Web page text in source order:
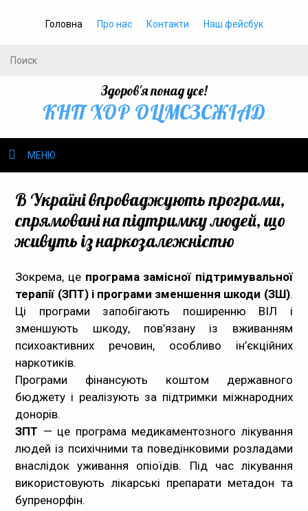
Головна Про нас Контакти Наш фейсбук
Здоров'я понад усе!
КНП ХОР ОЦМСЗСЖIАД
МЕНЮ
Громадське здоров’я
Громадянам
Медпрацівникам
Статистика
Документи
Контакти
Карта сайта
В Україні впроваджують програми,
спрямовані на підтримку людей, що
живуть із наркозалежністю
Зокрема, це програма замісної підтримувальної
терапії (ЗПТ) і програми зменшення шкоди (ЗШ).
Ці програми запобігають поширенню ВІЛ і
зменшують шкоду, пов’язану із вживанням
психоактивних речовин, особливо ін’єкційних
наркотиків.
Програми фінансують коштом державного
бюджету і реалізують за підтримки міжнародних
донорів.
ЗПТ — це програма медикаментозного лікування
людей із психічними та поведінковими розладами
внаслідок уживання опіоїдів. Під час лікування
використовують лікарські препарати метадон та
бупренорфін.